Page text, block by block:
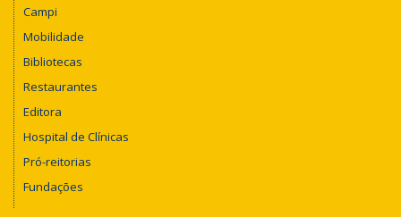
Campi
Mobilidade
Bibliotecas
Restaurantes
Editora
Hospital de Clínicas
Pró-reitorias
Fundações